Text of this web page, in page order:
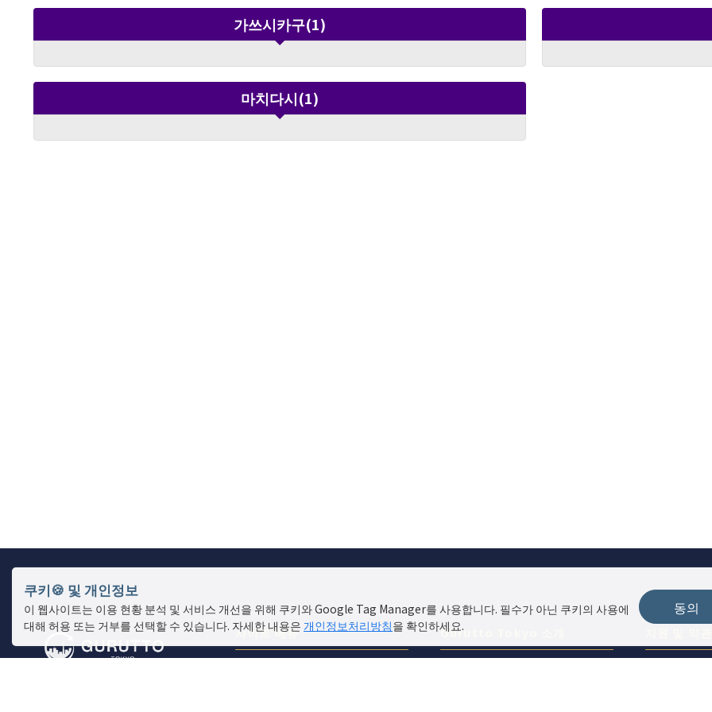
가쓰시카구(1)
마치다시(1)
사이트 메뉴 Gurutto Tokyo 소개
쿠키🍪 및 개인정보
이 웹사이트는 이용 현황 분석 및 서비스 개선을 위해 쿠키와 Google Tag Manager를 사용합니다. 필수가 아닌 쿠키의 사용에
대해 허용 또는 거부를 선택할 수 있습니다. 자세한 내용은 개인정보처리방침을 확인하세요.
동의